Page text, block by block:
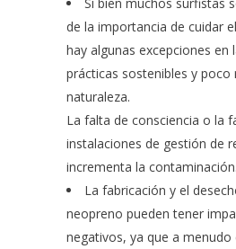
de la importancia de cuidar
hay algunas excepciones en
prácticas sostenibles y poco
naturaleza.
La falta de consciencia o la
instalaciones de gestión de
incrementa la contaminación.
La fabricación y el
neopreno pueden tener
negativos, ya que a menudo